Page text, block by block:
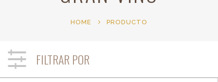
HOME PRODUCTO
FILTRAR POR